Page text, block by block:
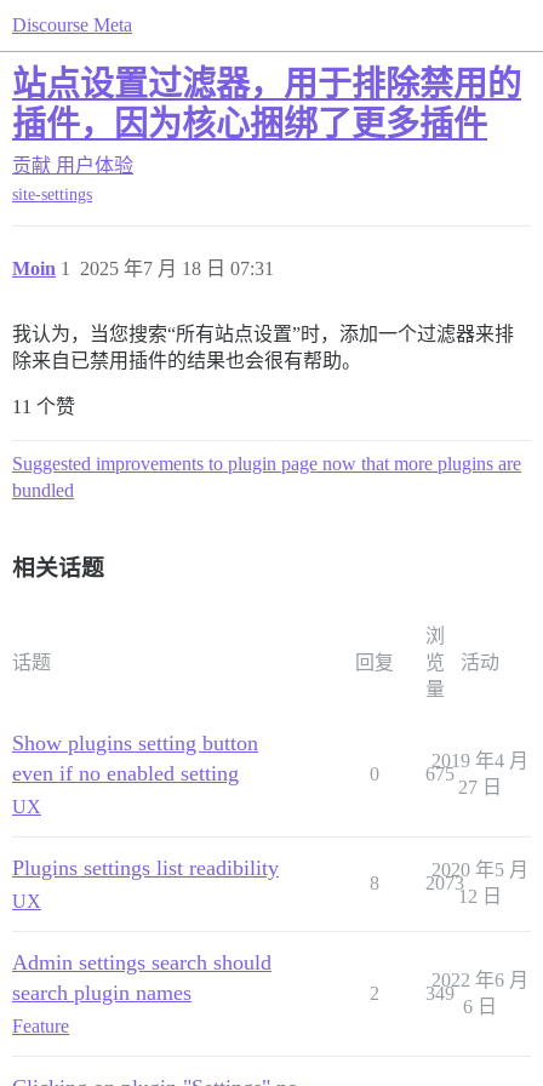
Discourse Meta
站点设置过滤器，用于排除禁用的
插件，因为核心捆绑了更多插件
贡献 用户体验
site-settings
Moin 2025 年7 月 18 日 07:31
1
我认为，当您搜索“所有站点设置”时，添加一个过滤器来排
除来自已禁用插件的结果也会很有帮助。
11 个赞
Suggested improvements to plugin page now that more plugins are
bundled
相关话题
话题 回复
浏
览
量
活动
Show plugins setting button
even if no enabled setting
UX
0 675
2019 年4 月
27 日
Plugins settings list readibility
UX
8 2073
2020 年5 月
12 日
Admin settings search should
search plugin names
Feature
2 349
2022 年6 月
6 日